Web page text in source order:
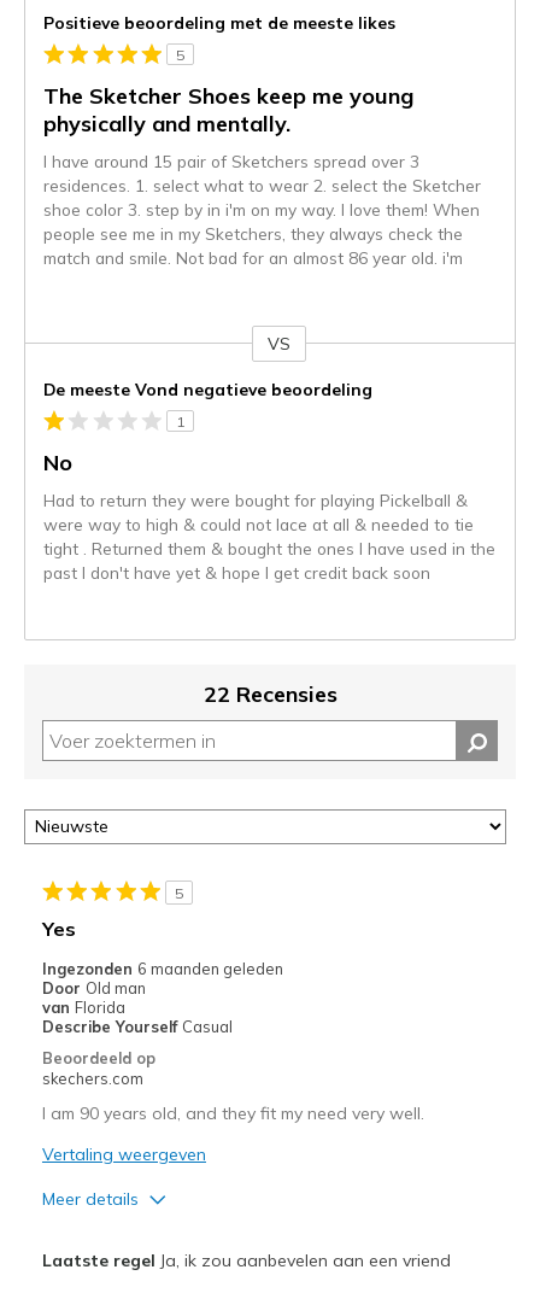
Positieve beoordeling met de meeste likes
5
The Sketcher Shoes keep me young
physically and mentally.
I have around 15 pair of Sketchers spread over 3
residences. 1. select what to wear 2. select the Sketcher
shoe color 3. step by in i'm on my way. I love them! When
people see me in my Sketchers, they always check the
match and smile. Not bad for an almost 86 year old. i'm
content
wordt
momenteel
gemigreerd
de
niejee
page_id.
de
migratie
controleren
deze
page
door
href="javascript:location.href=location.pathname;">hier</a>
de
page
met
de
migratiegeschiedenis
van
de
bezoeken.
VS
De meeste Vond negatieve beoordeling
1
No
Had to return they were bought for playing Pickelball &
were way to high & could not lace at all & needed to tie
tight . Returned them & bought the ones I have used in the
past I don't have yet & hope I get credit back soon
22 Recensies
5
Yes
Ingezonden 6 maanden geleden
Door Old man
van Florida
Describe Yourself Casual
Beoordeeld op
skechers.com
I am 90 years old, and they fit my need very well.
Vertaling weergeven
Meer details
Laatste regel Ja, ik zou aanbevelen aan een vriend